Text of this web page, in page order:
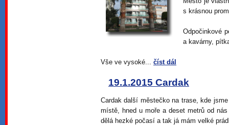
s krásnou
Odpočinkové
a kavárny,
Vše ve vysoké... číst dál
19.1.2015 Cardak
Cardak další městečko na trase, kde
místě, hned u moře a deset metrů od
dělá hezké počasí a tak já mám velké